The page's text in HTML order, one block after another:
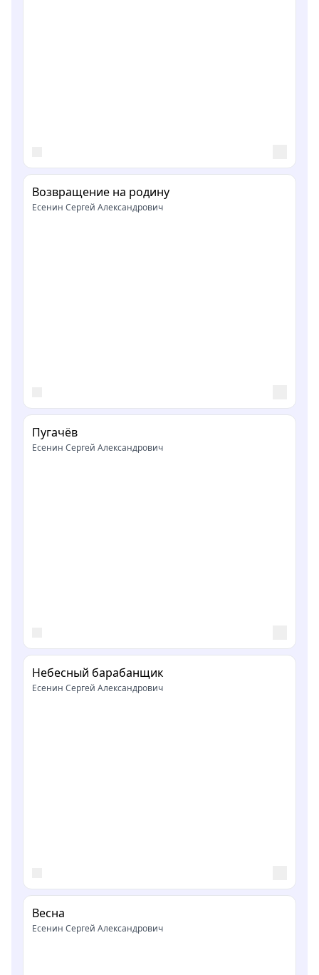
Возвращение на родину
Есенин Сергей Александрович
Пугачёв
Есенин Сергей Александрович
Небесный барабанщик
Есенин Сергей Александрович
Весна
Есенин Сергей Александрович